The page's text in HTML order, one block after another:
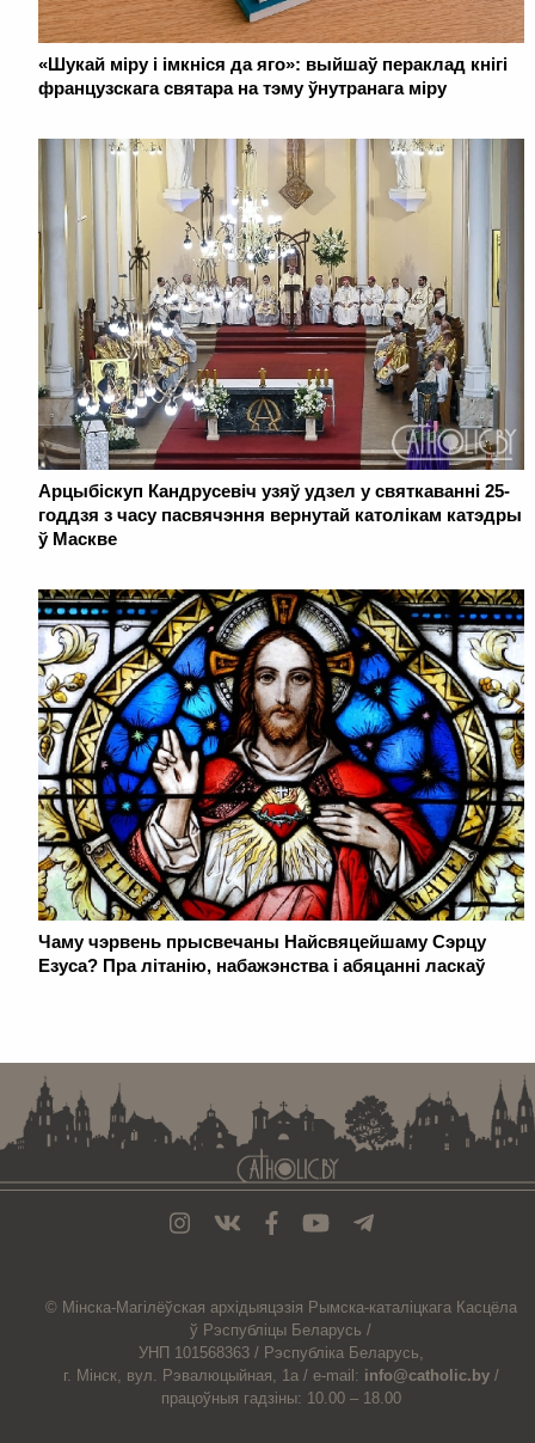
«Шукай міру і імкніся да яго»: выйшаў пераклад кнігі
французскага святара на тэму ўнутранага міру
Арцыбіскуп Кандрусевіч узяў удзел у святкаванні 25-
годдзя з часу пасвячэння вернутай католікам катэдры
ў Маскве
Чаму чэрвень прысвечаны Найсвяцейшаму Сэрцу
Езуса? Пра літанію, набажэнства і абяцанні ласкаў
© Мiнска-Магiлёўская архiдыяцэзiя Рымска-каталіцкага Касцёла
ў Рэспубліцы Беларусь /
УНП 101568363 / Рэспубліка Беларусь,
г. Мінск, вул. Рэвалюцыйная, 1а / e-mail: info@catholic.by /
працоўныя гадзіны: 10.00 – 18.00